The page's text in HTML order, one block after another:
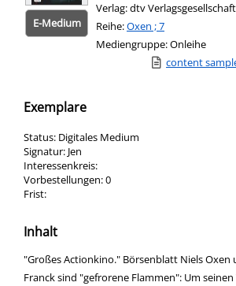
E-Medium
Verlag:dtv
Reihe:Oxen ; 7
Mediengruppe:Onleihe
Link zu einem
content
Exemplare
Status: Digitales Medium
Signatur: Jen
Interessenkreis:
Vorbestellungen:0
Frist:
Inhalt
"Großes Actionkino." Börsenblatt Niels Oxen
Franck sind "gefrorene Flammen": Um